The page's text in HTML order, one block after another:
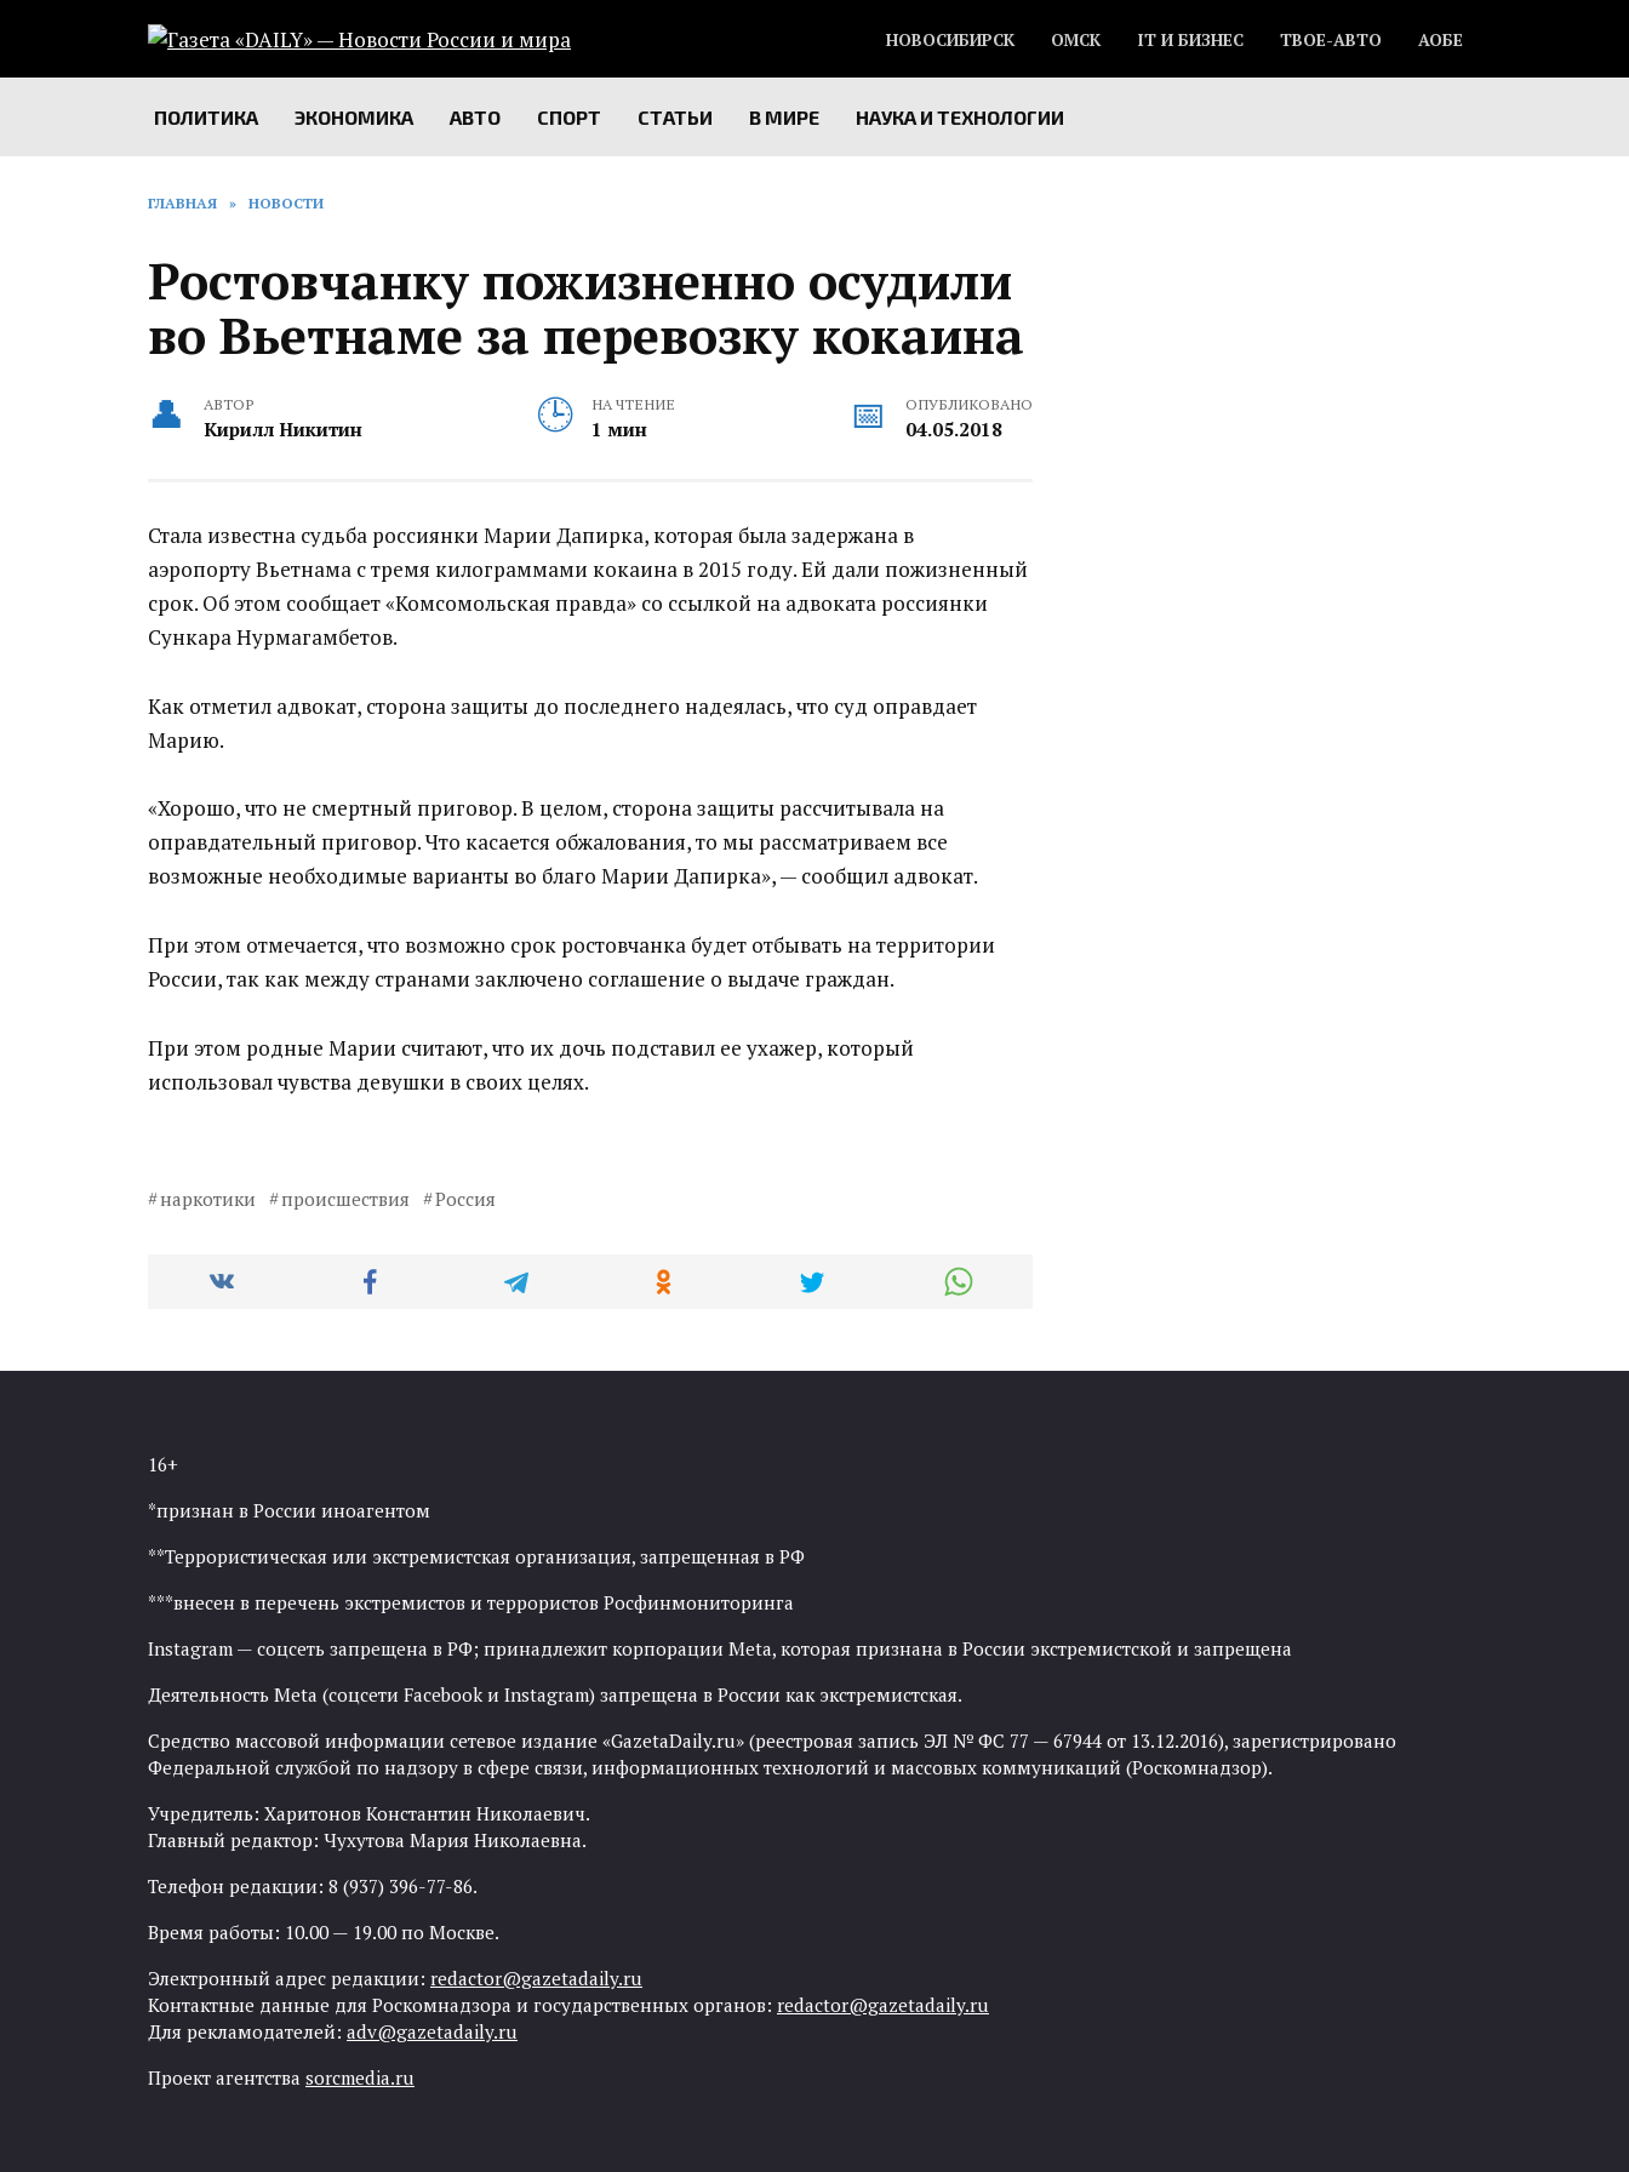
содержанию
НОВОСИБИРСК ОМСК IT И БИЗНЕС ТВОЕ-АВТО АОБЕ
ПОЛИТИКА ЭКОНОМИКА АВТО СПОРТ СТАТЬИ В МИРЕ НАУКА И ТЕХНОЛОГИИ
ГЛАВНАЯ » НОВОСТИ
Ростовчанку пожизненно осудили
во Вьетнаме за перевозку кокаина
АВТОР
Кирилл Никитин
НА ЧТЕНИЕ
1 мин
ОПУБЛИКОВАНО
04.05.2018
Стала известна судьба россиянки Марии Дапирка, которая была задержана в
аэропорту Вьетнама с тремя килограммами кокаина в 2015 году. Ей дали пожизненный
срок. Об этом сообщает «Комсомольская правда» со ссылкой на адвоката россиянки
Сункара Нурмагамбетов.
Как отметил адвокат, сторона защиты до последнего надеялась, что суд оправдает
Марию.
«Хорошо, что не смертный приговор. В целом, сторона защиты рассчитывала на
оправдательный приговор. Что касается обжалования, то мы рассматриваем все
возможные необходимые варианты во благо Марии Дапирка», — сообщил адвокат.
При этом отмечается, что возможно срок ростовчанка будет отбывать на территории
России, так как между странами заключено соглашение о выдаче граждан.
При этом родные Марии считают, что их дочь подставил ее ухажер, который
использовал чувства девушки в своих целях.
наркотики происшествия Россия
16+
*признан в России иноагентом
**Террористическая или экстремистская организация, запрещенная в РФ
***внесен в перечень экстремистов и террористов Росфинмониторинга
Instagram — соцсеть запрещена в РФ; принадлежит корпорации Meta, которая признана в России экстремистской и запрещена
Деятельность Meta (соцсети Facebook и Instagram) запрещена в России как экстремистская.
Средство массовой информации сетевое издание «GazetaDaily.ru» (реестровая запись ЭЛ № ФС 77 — 67944 от 13.12.2016), зарегистрировано
Федеральной службой по надзору в сфере связи, информационных технологий и массовых коммуникаций (Роскомнадзор).
Учредитель: Харитонов Константин Николаевич.
Главный редактор: Чухутова Мария Николаевна.
Телефон редакции: 8 (937) 396-77-86.
Время работы: 10.00 — 19.00 по Москве.
Электронный адрес редакции: redactor@gazetadaily.ru
Контактные данные для Роскомнадзора и государственных органов: redactor@gazetadaily.ru
Для рекламодателей: adv@gazetadaily.ru
Проект агентства sorcmedia.ru